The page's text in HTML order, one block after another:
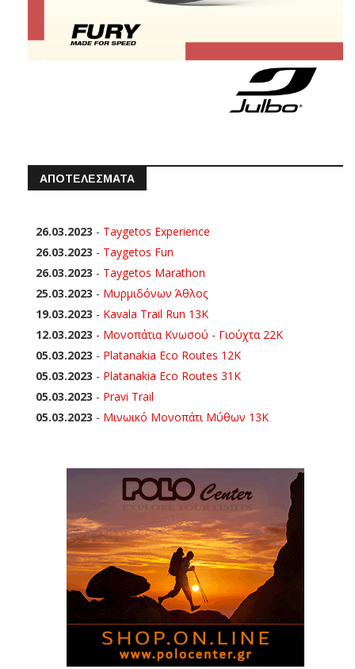
ΑΠΟΤΕΛΕΣΜΑΤΑ
26.03.2023 - Taygetos Experience
26.03.2023 - Taygetos Fun
26.03.2023 - Taygetos Marathon
25.03.2023 - Μυρμιδόνων Άθλος
19.03.2023 - Kavala Trail Run 13K
12.03.2023 - Μονοπάτια Κνωσού - Γιούχτα 22Κ
05.03.2023 - Platanakia Eco Routes 12K
05.03.2023 - Platanakia Eco Routes 31K
05.03.2023 - Pravi Trail
05.03.2023 - Μινωικό Μονοπάτι Μύθων 13Κ